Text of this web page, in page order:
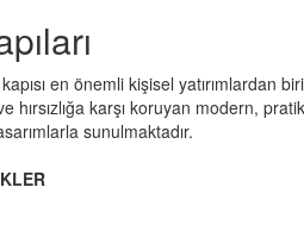
en önemli kişisel yatırımlardan
hırsızlığa karşı koruyan modern,
sunulmaktadır.